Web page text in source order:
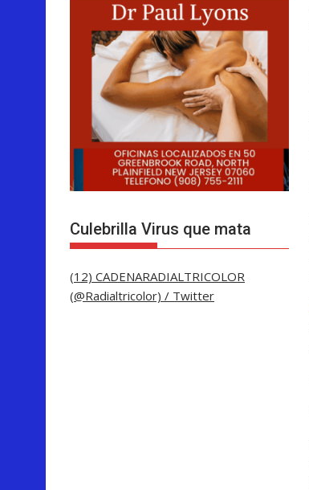
Culebrilla Virus que mata
(12) CADENARADIALTRICOLOR
(@Radialtricolor) / Twitter